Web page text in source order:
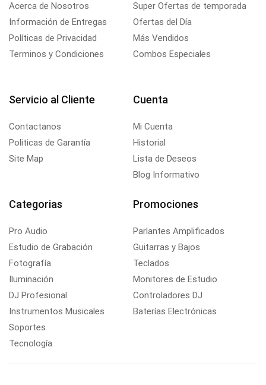
Acerca de Nosotros
Información de Entregas
Políticas de Privacidad
Terminos y Condiciones
Super Ofertas de temporada
Ofertas del Día
Más Vendidos
Combos Especiales
Servicio al Cliente
Contactanos
Politicas de Garantía
Site Map
Cuenta
Mi Cuenta
Historial
Lista de Deseos
Blog Informativo
Categorias
Pro Audio
Estudio de Grabación
Fotografía
Iluminación
DJ Profesional
Instrumentos Musicales
Soportes
Tecnología
Promociones
Parlantes Amplificados
Guitarras y Bajos
Teclados
Monitores de Estudio
Controladores DJ
Baterías Electrónicas